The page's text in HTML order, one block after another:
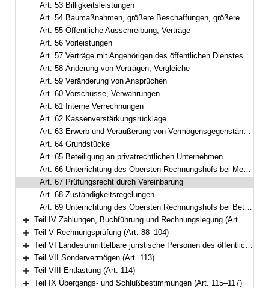
Art. 53 Billigkeitsleistungen
Art. 54 Baumaßnahmen, größere Beschaffungen, größere Entwicklungsvorhaben
Art. 55 Öffentliche Ausschreibung, Verträge
Art. 56 Vorleistungen
Art. 57 Verträge mit Angehörigen des öffentlichen Dienstes
Art. 58 Änderung von Verträgen, Vergleiche
Art. 59 Veränderung von Ansprüchen
Art. 60 Vorschüsse, Verwahrungen
Art. 61 Interne Verrechnungen
Art. 62 Kassenverstärkungsrücklage
Art. 63 Erwerb und Veräußerung von Vermögensgegenständen
Art. 64 Grundstücke
Art. 65 Beteiligung an privatrechtlichen Unternehmen
Art. 66 Unterrichtung des Obersten Rechnungshofs bei Mehrheitsbeteiligungen
Art. 67 Prüfungsrecht durch Vereinbarung
Art. 68 Zuständigkeitsregelungen
Art. 69 Unterrichtung des Obersten Rechnungshofs bei Beteiligungen
Bereich erweitern
Teil IV Zahlungen, Buchführung und Rechnungslegung (Art. 70–87)
Bereich erweitern
Teil V Rechnungsprüfung (Art. 88–104)
Bereich erweitern
Teil VI Landesunmittelbare juristische Personen des öffentlichen Rechts (Art. 105–112)
Bereich erweitern
Teil VII Sondervermögen (Art. 113)
Bereich erweitern
Teil VIII Entlastung (Art. 114)
Teil IX Übergangs- und Schlußbestimmungen (Art. 115–117)